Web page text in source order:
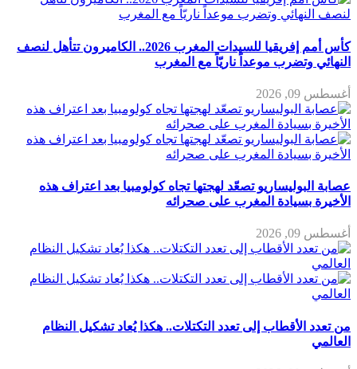
كأس أمم إفريقيا للسيدات المغرب 2026.. الكاميرون تتأهل لنصف
النهائي وتضرب موعداً ناريّاً مع المغرب
أغسطس 09, 2026
عصابة البوليساريو تصعّد لهجتها تجاه كولومبيا بعد اعتراف هذه
الأخيرة بسيادة المغرب على صحرائه
أغسطس 09, 2026
من تعدد الأقطاب إلى تعدد التكتلات.. هكذا يُعاد تشكيل النظام
العالمي